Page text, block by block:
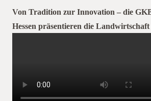
Von Tradition zur Innovation – die
Hessen präsentieren die